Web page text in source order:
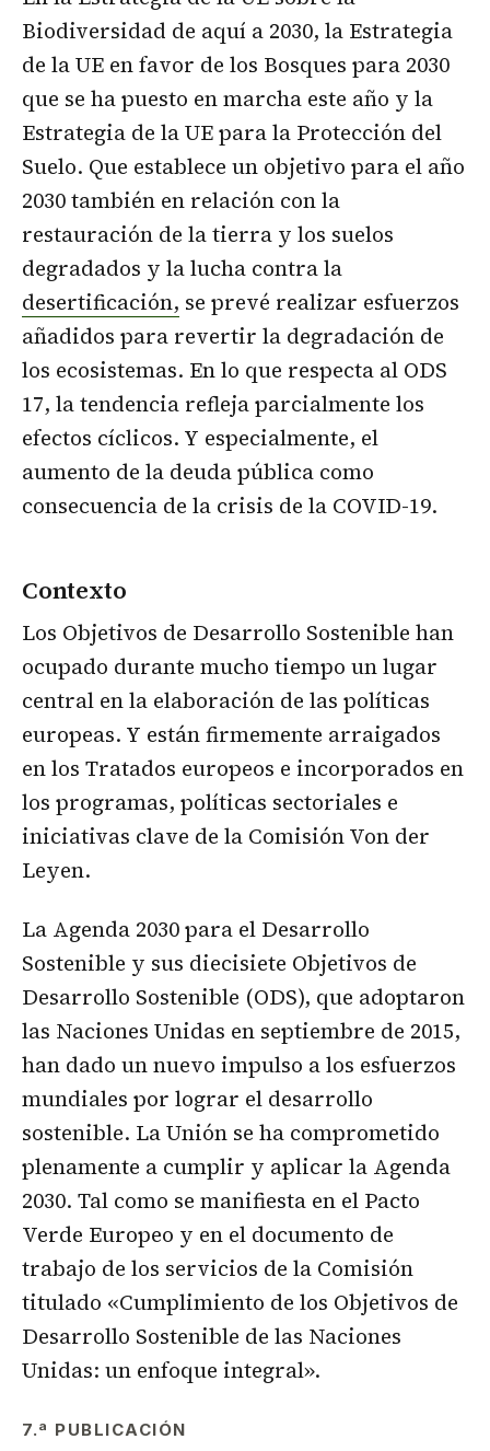
Biodiversidad de aquí a 2030, la Estrategia
de la UE en favor de los Bosques para 2030
que se ha puesto en marcha este año y la
Estrategia de la UE para la Protección del
Suelo. Que establece un objetivo para el año
2030 también en relación con la
restauración de la tierra y los suelos
degradados y la lucha contra la
desertificación, se prevé realizar esfuerzos
añadidos para revertir la degradación de
los ecosistemas. En lo que respecta al ODS
17, la tendencia refleja parcialmente los
efectos cíclicos. Y especialmente, el
aumento de la deuda pública como
consecuencia de la crisis de la COVID-19.
Contexto
Los Objetivos de Desarrollo Sostenible han
ocupado durante mucho tiempo un lugar
central en la elaboración de las políticas
europeas. Y están firmemente arraigados
en los Tratados europeos e incorporados en
los programas, políticas sectoriales e
iniciativas clave de la Comisión Von der
Leyen.
La Agenda 2030 para el Desarrollo
Sostenible y sus diecisiete Objetivos de
Desarrollo Sostenible (ODS), que adoptaron
las Naciones Unidas en septiembre de 2015,
han dado un nuevo impulso a los esfuerzos
mundiales por lograr el desarrollo
sostenible. La Unión se ha comprometido
plenamente a cumplir y aplicar la Agenda
2030. Tal como se manifiesta en el Pacto
Verde Europeo y en el documento de
trabajo de los servicios de la Comisión
titulado «Cumplimiento de los Objetivos de
Desarrollo Sostenible de las Naciones
Unidas: un enfoque integral».
7.ª PUBLICACIÓN